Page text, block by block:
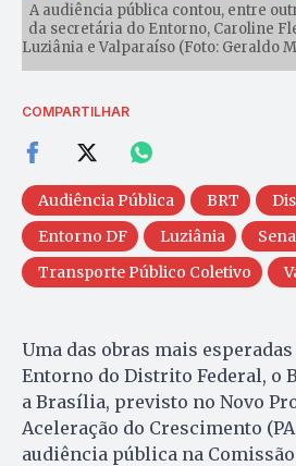
A audiência pública contou, entre
da secretária do Entorno, Caroline
Luziânia e Valparaíso (Foto: Geraldo
COMPARTILHAR
Audiência Pública BRT
Entorno DF
Luziânia
Transporte Público Coletivo
Uma das obras mais
Entorno do Distrito Federal, o
a Brasília, previsto no Novo
Aceleração do Crescimento
audiência pública na